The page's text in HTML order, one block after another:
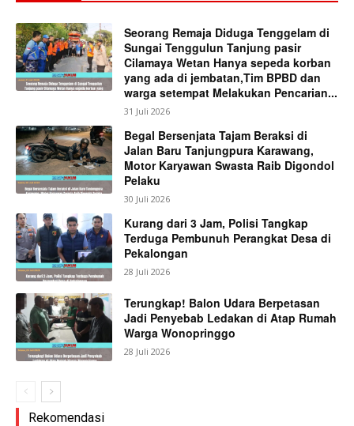
Seorang Remaja Diduga Tenggelam di
Sungai Tenggulun Tanjung pasir
Cilamaya Wetan Hanya sepeda korban
yang ada di jembatan,Tim BPBD dan
warga setempat Melakukan Pencarian...
31 Juli 2026
Begal Bersenjata Tajam Beraksi di
Jalan Baru Tanjungpura Karawang,
Motor Karyawan Swasta Raib Digondol
Pelaku
30 Juli 2026
Kurang dari 3 Jam, Polisi Tangkap
Terduga Pembunuh Perangkat Desa di
Pekalongan
28 Juli 2026
Terungkap! Balon Udara Berpetasan
Jadi Penyebab Ledakan di Atap Rumah
Warga Wonopringgo
28 Juli 2026
Rekomendasi